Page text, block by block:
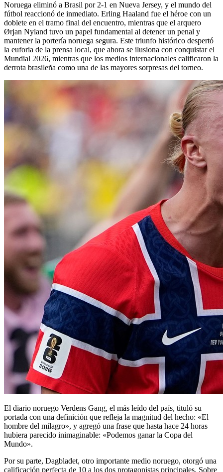
Noruega eliminó a Brasil por 2-1 en Nueva Jersey, y el mundo del
fútbol reaccionó de inmediato. Erling Haaland fue el héroe con un
doblete en el tramo final del encuentro, mientras que el arquero
Ørjan Nyland tuvo un papel fundamental al detener un penal y
mantener la portería noruega segura. Este triunfo histórico despertó
la euforia de la prensa local, que ahora se ilusiona con conquistar el
Mundial 2026, mientras que los medios internacionales calificaron la
derrota brasileña como una de las mayores sorpresas del torneo.
El diario noruego Verdens Gang, el más leído del país, tituló su
portada con una definición que refleja la magnitud del hecho: «El
hombre del milagro», y agregó una frase que hasta hace 24 horas
hubiera parecido inimaginable: «Podemos ganar la Copa del
Mundo».
Por su parte, Dagbladet, otro importante medio noruego, otorgó una
calificación perfecta de 10 a los dos protagonistas principales. Sobre